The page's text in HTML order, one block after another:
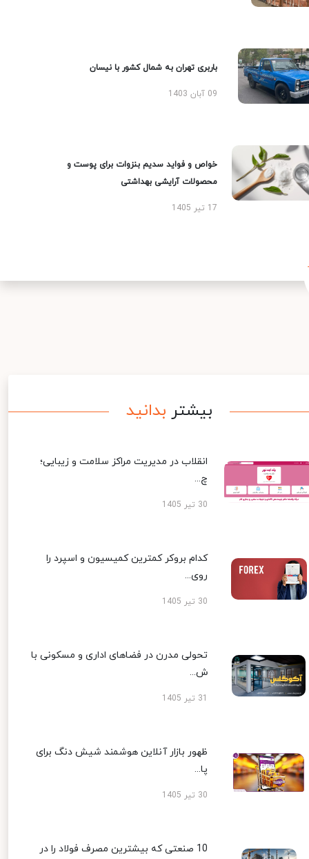
باربری تهران به شمال کشور با نیسان
09 آبان 1403
خواص و فواید سدیم بنزوات برای پوست و
محصولات آرایشی بهداشتی
17 تیر 1405
بیشتر بدانید
انقلاب در مدیریت مراکز سلامت و زیبایی؛
چ...
30 تیر 1405
کدام بروکر کمترین کمیسیون و اسپرد را
روی...
30 تیر 1405
تحولی مدرن در فضاهای اداری و مسکونی با
ش...
ظهور بازار آنلاین هوشمند شیش دنگ برای
پا...
30 تیر 1405
10 صنعتی که بیشترین مصرف فولاد را در